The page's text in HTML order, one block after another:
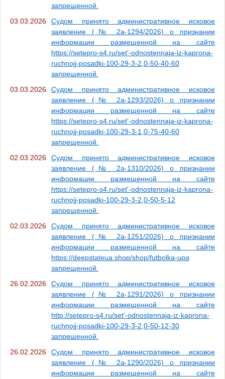
запрещенной.
03.03.2026
Судом принято административное исковое
заявление (№ 2а-1294/2026) о признании
информации размещенной на сайте
https://setepro-s4.ru/set'-odnostennaja-iz-kaprona-
ruchnojj-posadki-100-29-3-2,0-50-40-60
запрещенной.
03.03.2026
Судом принято административное исковое
заявление (№ 2а-1293/2026) о признании
информации размещенной на сайте
https://setepro-s4.ru/set'-odnostennaja-iz-kaprona-
ruchnojj-posadki-100-29-3-1,0-75-40-60
запрещенной.
02.03.2026
Судом принято административное исковое
заявление (№ 2а-1310/2026) о признании
информации размещенной на сайте
https://setepro-s4.ru/set'-odnostennaja-iz-kaprona-
ruchnojj-posadki-100-29-3-2,0-50-5-12
запрещенной.
02.03.2026
Судом принято административное исковое
заявление (№ 2а-1251/2026) о признании
информации размещенной на сайте
https://deepstateua.shop/shop/futbolka-upa
запрещенной.
26.02.2026
Судом принято административное исковое
заявление (№ 2а-1291/2026) о признании
информации размещенной на сайте
http://setepro-s4.ru/set'-odnostennaja-iz-kaprona-
ruchnojj-posadki-100-29-3-2,0-50-12-30
запрещенной.
26.02.2026
Судом принято административное исковое
заявление (№ 2а-1290/2026) о признании
информации размещенной на сайте